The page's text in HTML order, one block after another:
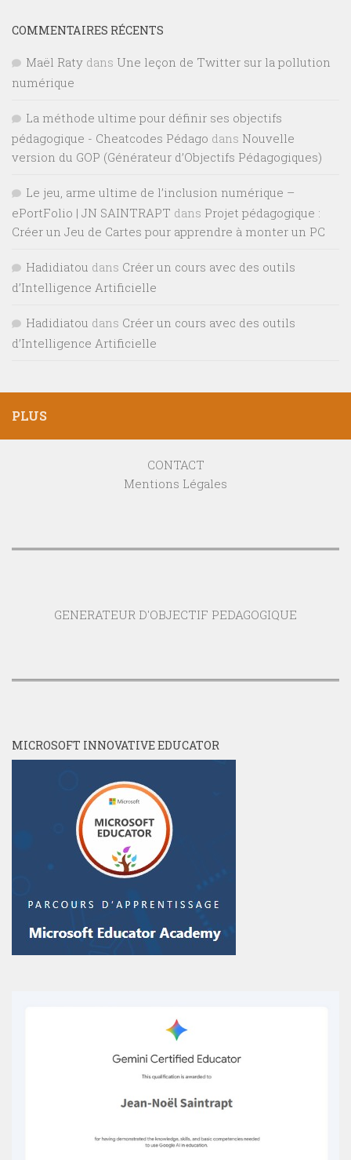
COMMENTAIRES RÉCENTS
Maël Raty dans Une leçon de Twitter sur la pollution
numérique
La méthode ultime pour définir ses objectifs
pédagogique - Cheatcodes Pédago dans Nouvelle
version du GOP (Générateur d’Objectifs Pédagogiques)
Le jeu, arme ultime de l’inclusion numérique –
ePortFolio | JN SAINTRAPT dans Projet pédagogique :
Créer un Jeu de Cartes pour apprendre à monter un PC
Hadidiatou dans Créer un cours avec des outils
d’Intelligence Artificielle
Hadidiatou dans Créer un cours avec des outils
d’Intelligence Artificielle
PLUS
CONTACT
Mentions Légales
GENERATEUR D'OBJECTIF PEDAGOGIQUE
MICROSOFT INNOVATIVE EDUCATOR